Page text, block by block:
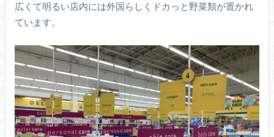
広くて明るい店内には外国らしくドカっと野菜類が置かれ
ています。